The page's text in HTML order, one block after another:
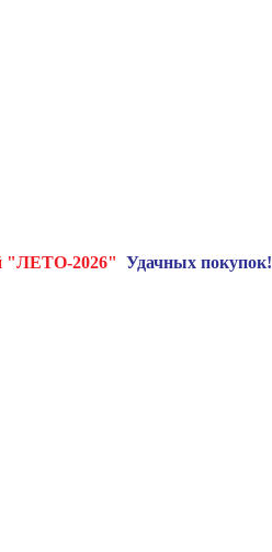
"ЛЕТО-2026" Удачных покупок!